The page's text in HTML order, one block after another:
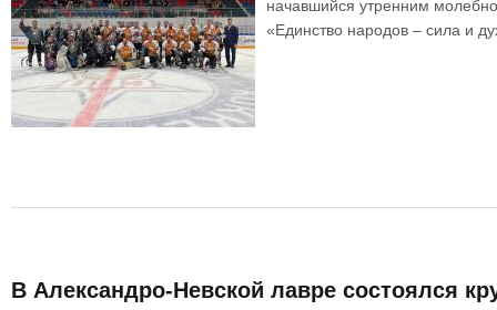
начавшийся утренним
«Единство народов – сила и
В Александро-Невской лавре состоялся